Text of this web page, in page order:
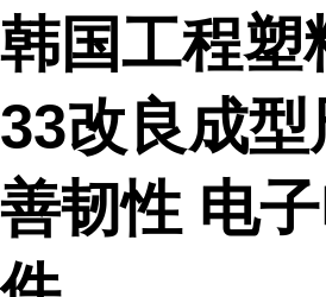
韩国工程塑
33改良成型
善韧性 电